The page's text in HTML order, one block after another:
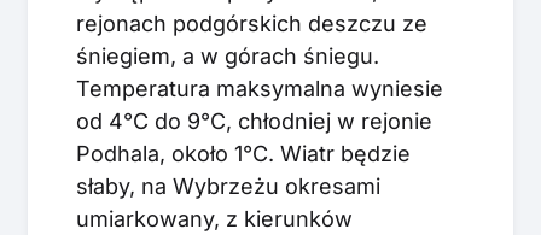
rejonach podgórskich deszczu ze
śniegiem, a w górach śniegu.
Temperatura maksymalna wyniesie
od 4°C do 9°C, chłodniej w rejonie
Podhala, około 1°C. Wiatr będzie
słaby, na Wybrzeżu okresami
umiarkowany, z kierunków